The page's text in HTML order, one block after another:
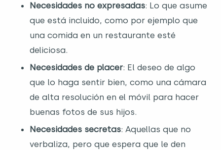
Necesidades no expresadas: Lo que asume
que está incluido, como por ejemplo que
una comida en un restaurante esté
deliciosa.
Necesidades de placer: El deseo de algo
que lo haga sentir bien, como una cámara
de alta resolución en el móvil para hacer
buenas fotos de sus hijos.
Necesidades secretas: Aquellas que no
verbaliza, pero que espera que le den